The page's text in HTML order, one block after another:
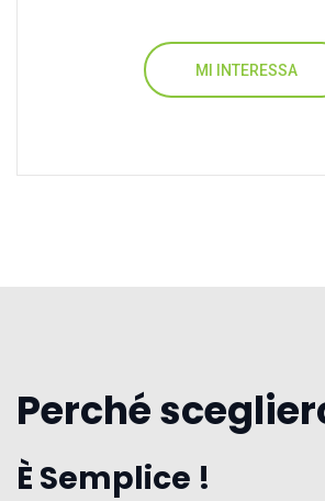
MI INTERESSA
Perché
È Semplice !